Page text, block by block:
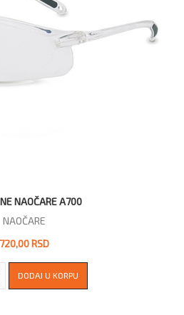
NAOČARE A700
NAOČARE
720,00 RSD